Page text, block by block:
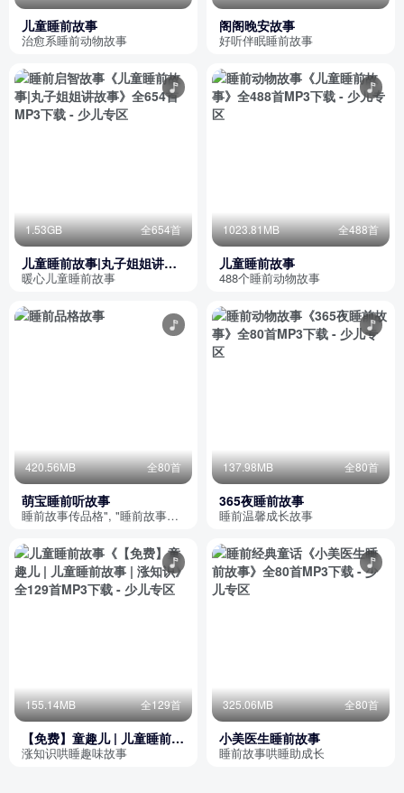
儿童睡前故事
治愈系睡前动物故事
阁阁晚安故事
好听伴眠睡前故事
1.53GB 全654首
儿童睡前故事|丸子姐姐讲故
事
暖心儿童睡前故事
1023.81MB 全488首
儿童睡前故事
488个睡前动物故事
420.56MB 全80首
萌宝睡前听故事
睡前故事传品格", "睡前故事传品格", "睡前故事传品格
137.98MB 全80首
365夜睡前故事
睡前温馨成长故事
155.14MB 全129首
【免费】童趣儿 | 儿童睡前故
事 | 涨知识
涨知识哄睡趣味故事
325.06MB 全80首
小美医生睡前故事
睡前故事哄睡助成长